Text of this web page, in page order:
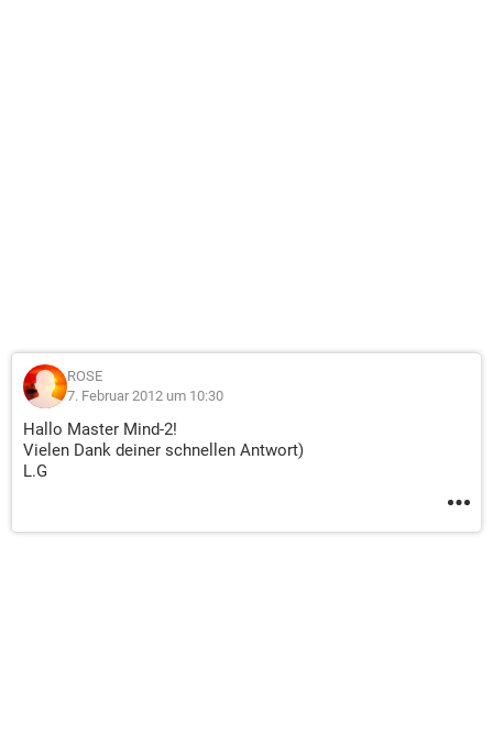
ROSE
7. Februar 2012 um 10:30
Hallo Master Mind-2!
Vielen Dank deiner schnellen Antwort)
L.G